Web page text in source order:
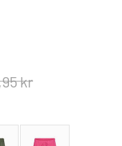
kr